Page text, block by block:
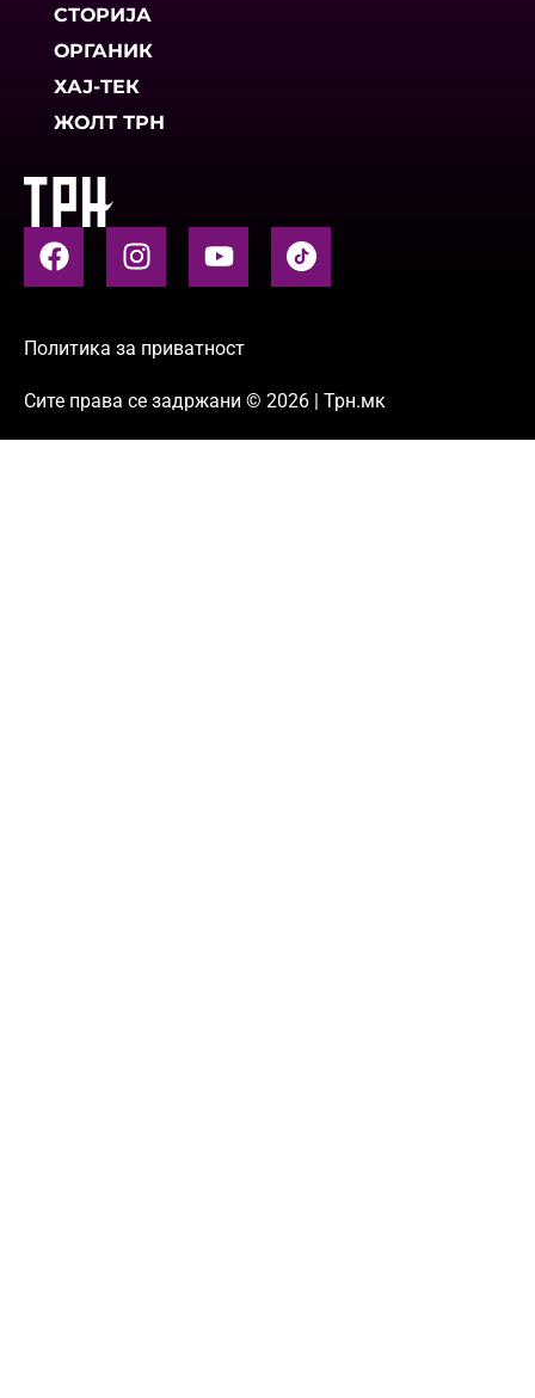
СТОРИЈА
ОРГАНИК
ХАЈ-ТЕК
ЖОЛТ ТРН
Политика за приватност
Сите права се задржани © 2026 | Трн.мк